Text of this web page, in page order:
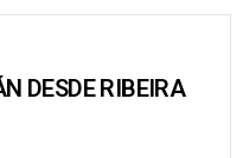
DESDE RIBEIRA